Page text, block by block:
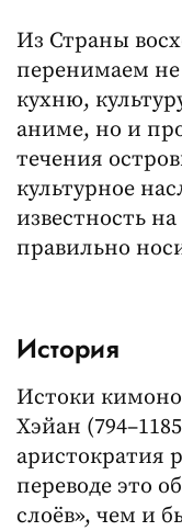
Из Страны
перенимаем
кухню,
аниме, но и
течения
культурное
известность
правильно
История
Истоки
Хэйан
аристократия
переводе это
слоёв», чем и